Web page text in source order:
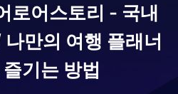
로어스토리 - 국내
만의 여행 플래너
기는 방법